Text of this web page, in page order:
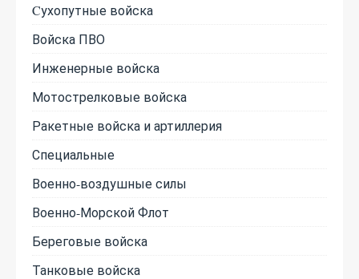
Cухопутные войска
Войска ПВО
Инженерные войска
Мотострелковые войска
Ракетные войска и артиллерия
Специальные
Военно-воздушные силы
Военно-Морской Флот
Береговые войска
Танковые войска